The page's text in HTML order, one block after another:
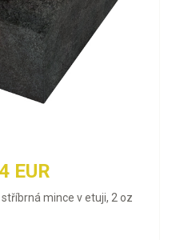
EUR
mince v etuji, 2 oz